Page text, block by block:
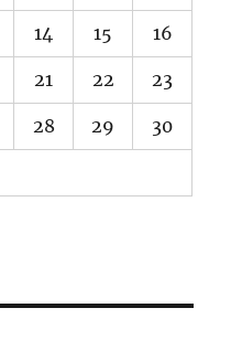
14 15 16
21 22 23
28 29 30